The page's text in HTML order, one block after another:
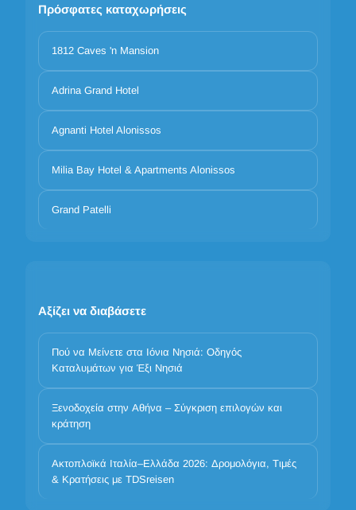
Πρόσφατες καταχωρήσεις
1812 Caves 'n Mansion
Adrina Grand Hotel
Agnanti Hotel Alonissos
Milia Bay Hotel & Apartments Alonissos
Grand Patelli
Αξίζει να διαβάσετε
Πού να Μείνετε στα Ιόνια Νησιά: Οδηγός
Καταλυμάτων για Έξι Νησιά
Ξενοδοχεία στην Αθήνα – Σύγκριση επιλογών και
κράτηση
Ακτοπλοϊκά Ιταλία–Ελλάδα 2026: Δρομολόγια, Τιμές
& Κρατήσεις με TDSreisen
Η προστασία των προσωπικών σας δεδομένων είναι
σημαντική
Χρησιμοποιούμε cookies για να βελτιώσουμε την εμπειρία σας.
Επιλέξτε ποιες κατηγορίες επιτρέπετε. Τα βασικά cookies είναι